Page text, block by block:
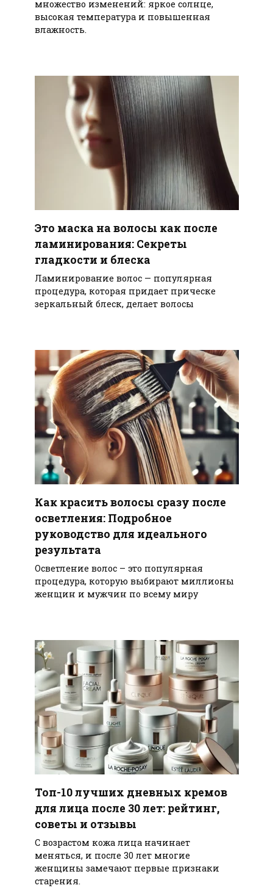
множество изменений: яркое солнце,
высокая температура и повышенная
влажность.
Это маска на волосы как после
ламинирования: Секреты
гладкости и блеска
Ламинирование волос — популярная
процедура, которая придает прическе
зеркальный блеск, делает волосы
Как красить волосы сразу после
осветления: Подробное
руководство для идеального
результата
Осветление волос – это популярная
процедура, которую выбирают миллионы
женщин и мужчин по всему миру
Топ-10 лучших дневных кремов
для лица после 30 лет: рейтинг,
советы и отзывы
С возрастом кожа лица начинает
меняться, и после 30 лет многие
женщины замечают первые признаки
старения.